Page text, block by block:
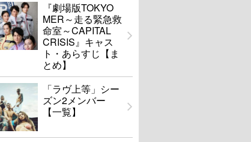
『劇場版TOKYO
MER～走る緊急救
命室～CAPITAL
CRISIS』キャス
ト・あらすじ【ま
とめ】
「ラヴ上等」シー
ズン2メンバー
【一覧】